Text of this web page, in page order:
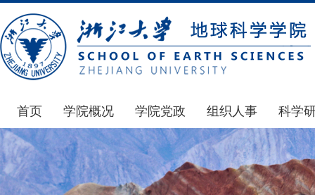
首页 学院概况
学院简介
发展简史
组织机构
学院党政
通知公告
学院发文
党委会议纪要
组织人事
通知公告
博士后管理
人才招聘
科学
国家
科研
通知